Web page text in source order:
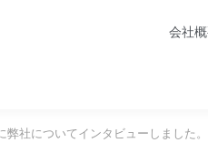
会社
社についてインタビューしました。